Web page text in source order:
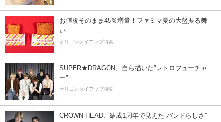
お値段そのまま45％増量！ファミマ夏の大盤振る舞
い
オリコンタイアップ特集
SUPER★DRAGON、自ら描いた”レトロフューチャ
ー”
オリコンタイアップ特集
CROWN HEAD、結成1周年で見えた”バンドらしさ”